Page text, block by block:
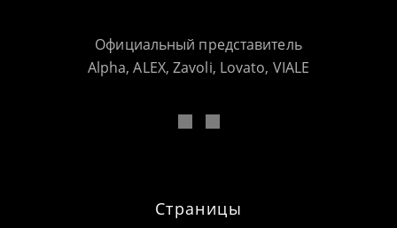
Официальный представитель
Alpha, ALEX, Zavoli, Lovato, VIALE
Страницы